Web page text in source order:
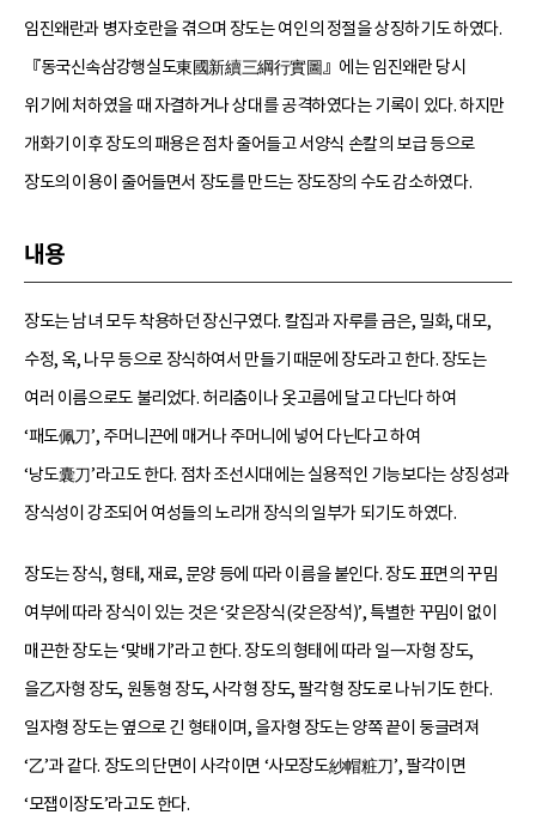
임진왜란과 병자호란을 겪으며 장도는 여인의 정절을 상징하기도 하였다.
『동국신속삼강행실도東國新續三綱行實圖』에는 임진왜란 당시
위기에 처하였을 때 자결하거나 상대를 공격하였다는 기록이 있다. 하지만
개화기 이후 장도의 패용은 점차 줄어들고 서양식 손칼의 보급 등으로
장도의 이용이 줄어들면서 장도를 만드는 장도장의 수도 감소하였다.
내용
장도는 남녀 모두 착용하던 장신구였다. 칼집과 자루를 금은, 밀화, 대모,
수정, 옥, 나무 등으로 장식하여서 만들기 때문에 장도라고 한다. 장도는
여러 이름으로도 불리었다. 허리춤이나 옷고름에 달고 다닌다 하여
‘패도佩刀’, 주머니끈에 매거나 주머니에 넣어 다닌다고 하여
‘낭도囊刀’라고도 한다. 점차 조선시대에는 실용적인 기능보다는 상징성과
장식성이 강조되어 여성들의 노리개 장식의 일부가 되기도 하였다.
장도는 장식, 형태, 재료, 문양 등에 따라 이름을 붙인다. 장도 표면의 꾸밈
여부에 따라 장식이 있는 것은 ‘갖은장식(갖은장석)’, 특별한 꾸밈이 없이
매끈한 장도는 ‘맞배기’라고 한다. 장도의 형태에 따라 일一자형 장도,
을乙자형 장도, 원통형 장도, 사각형 장도, 팔각형 장도로 나뉘기도 한다.
일자형 장도는 옆으로 긴 형태이며, 을자형 장도는 양쪽 끝이 둥글려져
‘乙’과 같다. 장도의 단면이 사각이면 ‘사모장도紗帽粧刀’, 팔각이면
‘모잽이장도’라고도 한다.